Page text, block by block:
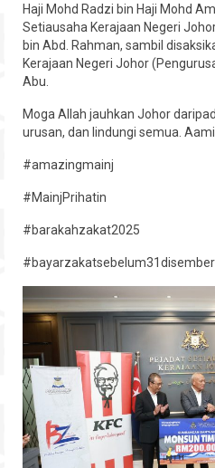
Haji Mohd Radzi bin Haji Mohd
Setiausaha Kerajaan Negeri
bin Abd. Rahman, sambil
Kerajaan Negeri Johor
Abu.
Moga Allah jauhkan Johor
urusan, dan lindungi semua.
#amazingmainj
#MainjPrihatin
#barakahzakat2025
#bayarzakatsebelum31disember